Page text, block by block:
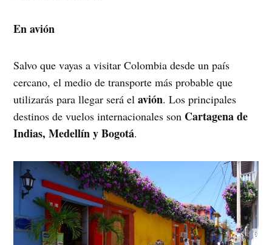
En avión
Salvo que vayas a visitar Colombia desde un país
cercano, el medio de transporte más probable que
utilizarás para llegar será elavión. Los principales
destinos de vuelos internacionales son Cartagena de
Indias, Medellín y Bogotá.